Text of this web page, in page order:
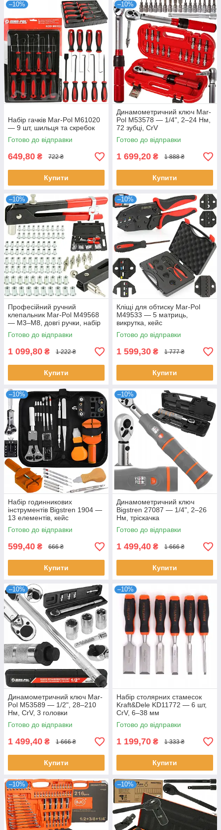
–10%
Набір гачків Mar-Pol M61020
— 9 шт, шильця та скребок
Готово до відправки
649,80 ₴ 722 ₴
Купити
–10%
Динамометричний ключ Mar-
Pol M53578 — 1/4", 2–24 Нм,
72 зубці, CrV
Готово до відправки
1 699,20 ₴ 1 888 ₴
Купити
–10%
Професійний ручний
клепальник Mar-Pol M49568
— M3–M8, довгі ручки, набір
гайок
Готово до відправки
1 099,80 ₴ 1 222 ₴
Купити
–10%
Кліщі для обтиску Mar-Pol
M49533 — 5 матриць,
викрутка, кейс
Готово до відправки
1 599,30 ₴ 1 777 ₴
Купити
–10%
Набір годинникових
інструментів Bigstren 1904 —
13 елементів, кейс
Готово до відправки
599,40 ₴ 666 ₴
Купити
–10%
Динамометричний ключ
Bigstren 27087 — 1/4", 2–26
Нм, тріскачка
Готово до відправки
1 499,40 ₴ 1 666 ₴
Купити
–10%
Динамометричний ключ Mar-
Pol M53589 — 1/2", 28–210
Нм, CrV, 3 головки
Готово до відправки
1 499,40 ₴ 1 666 ₴
Купити
–10%
Набір столярних стамесок
Kraft&Dele KD11772 — 6 шт,
CrV, 6–38 мм
Готово до відправки
1 199,70 ₴ 1 333 ₴
Купити
–10% –10%